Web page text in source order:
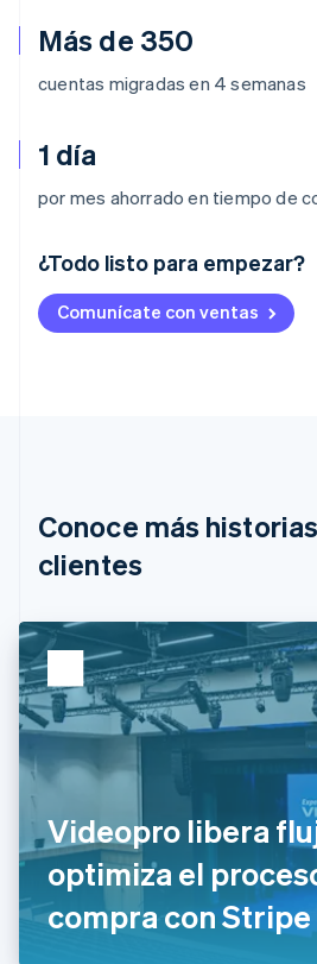
Más de 350
cuentas migradas en 4 semanas
1 día
por mes ahorrado en tiempo de
¿Todo listo para empezar?
Comunícate con ventas
Conoce más
clientes
Videopro libera
optimiza el
compra con Stripe
Alemania
DeutschEnglish
Australia
Bulgaria
English
Canadá
China continental
简体中文 English
Chipre
English
Croacia
English Italiano
Dinamarca
English
Eslovaquia
Eslovenia